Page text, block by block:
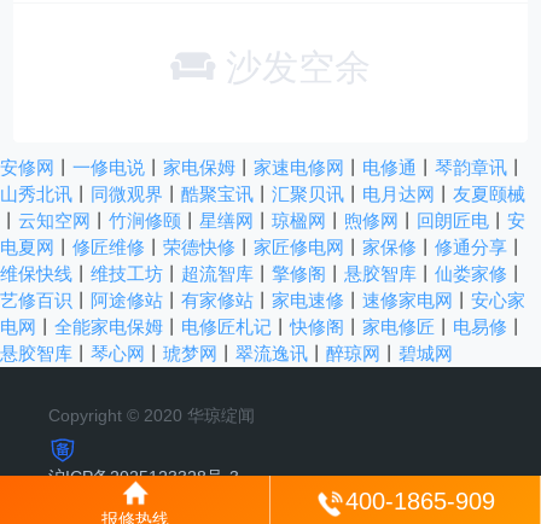
沙发空余
安修网 一修电说 家电保姆 家速电修网 电修通 琴韵章讯
山秀北讯
同微观界 酷聚宝讯 汇聚贝讯 电月达网
友夏颐械
云知空网 竹涧修颐 星缮网 琼楹网 煦修网 回朗匠电
安
电夏网
修匠维修 荣德快修 家匠修电网 家保修 修通分享
维保快线
维技工坊 超流智库 擎修阁 悬胶智库 仙娄家修
艺修百识
阿途修站 有家修站 家电速修 速修家电网
安心家
电网
全能家电保姆 电修匠札记 丨快修阁 家电修匠 电易修
悬胶智库
琴心网 琥梦网 翠流逸讯 醉琼网 碧城网
报修热线
400-1865-909
Copyright © 2020 华琼绽闻
沪ICP备2025123328号-3